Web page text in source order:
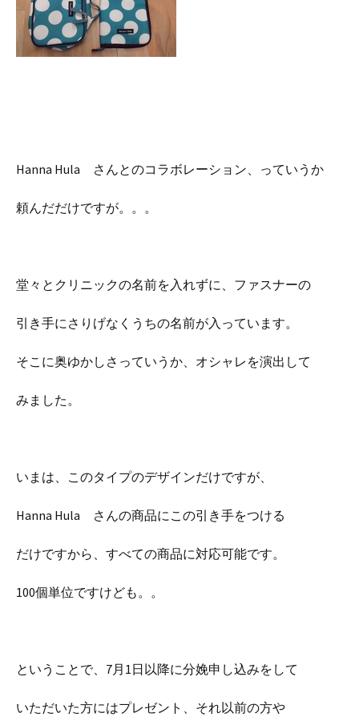
Hanna Hula さんとのコラボレーション、っていうか
頼んだだけですが。。。
堂々とクリニックの名前を入れずに、ファスナーの
引き手にさりげなくうちの名前が入っています。
そこに奥ゆかしさっていうか、オシャレを演出して
みました。
いまは、このタイプのデザインだけですが、
Hanna Hula さんの商品にこの引き手をつける
だけですから、すべての商品に対応可能です。
100個単位ですけども。。
ということで、7月1日以降に分娩申し込みをして
いただいた方にはプレゼント、それ以前の方や